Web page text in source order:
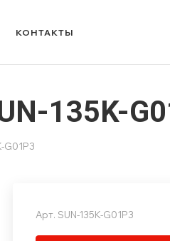
КОНТАКТЫ
135K-
G01P3
Арт. SUN-135K-G01P3